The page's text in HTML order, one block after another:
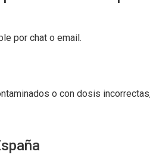
por chat o email.
o con dosis